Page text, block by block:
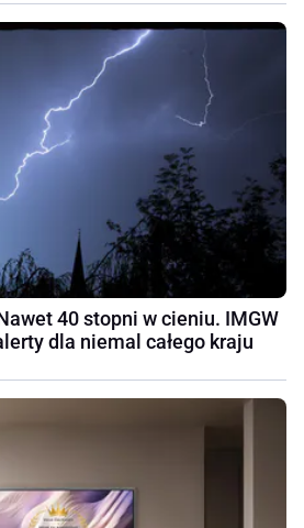
40 stopni w cieniu. IMGW
dla niemal całego kraju